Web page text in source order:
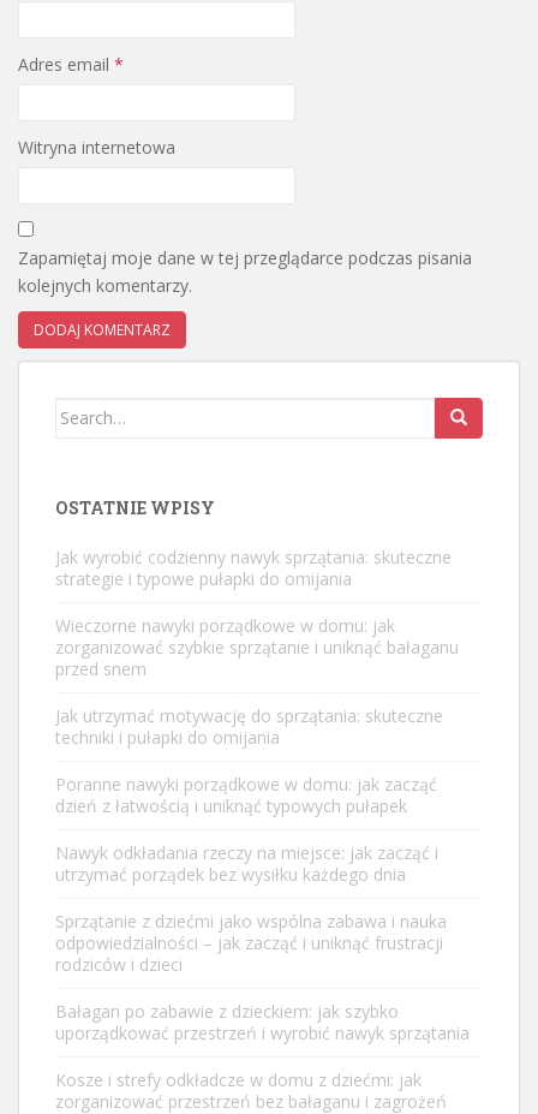
Adres email *
Witryna internetowa
Zapamiętaj moje dane w tej przeglądarce podczas pisania
kolejnych komentarzy.
Search
OSTATNIE WPISY
Jak wyrobić codzienny nawyk sprzątania: skuteczne
strategie i typowe pułapki do omijania
Wieczorne nawyki porządkowe w domu: jak
zorganizować szybkie sprzątanie i uniknąć bałaganu
przed snem
Jak utrzymać motywację do sprzątania: skuteczne
techniki i pułapki do omijania
Poranne nawyki porządkowe w domu: jak zacząć
dzień z łatwością i uniknąć typowych pułapek
Nawyk odkładania rzeczy na miejsce: jak zacząć i
utrzymać porządek bez wysiłku każdego dnia
Sprzątanie z dziećmi jako wspólna zabawa i nauka
odpowiedzialności – jak zacząć i uniknąć frustracji
rodziców i dzieci
Bałagan po zabawie z dzieckiem: jak szybko
uporządkować przestrzeń i wyrobić nawyk sprzątania
Kosze i strefy odkładcze w domu z dziećmi: jak
zorganizować przestrzeń bez bałaganu i zagrożeń